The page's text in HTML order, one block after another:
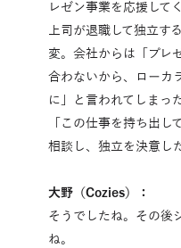
レゼン事業を応援して
上司が退職して独立す
変。会社からは「プレ
合わないから、ローカ
に」と言われてしまっ
「この仕事を持ち出し
相談し、独立を決意し
大野（Cozies）：
そうでしたね。その後
ね。